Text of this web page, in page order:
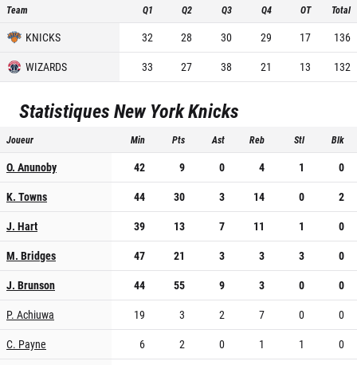
Team Q1 Q2 Q3 Q4 OT Total
KNICKS 32 28 30 29 17
136
WIZARDS
33 27 38 21 13 132
StatistiquesNew York Knicks
Joueur Min Pts Ast Reb Stl Blk
O. Anunoby 42 9 0 4 1
0
K. Towns
44 30 3 14 0
2
J. Hart
39 13 7 11 1
0
M. Bridges
47 21 3 3 3
0
J. Brunson
44 55 9 3 0
0
P. Achiuwa
19 3 2 7 0
0
C. Payne
6 2 0 1 1
0